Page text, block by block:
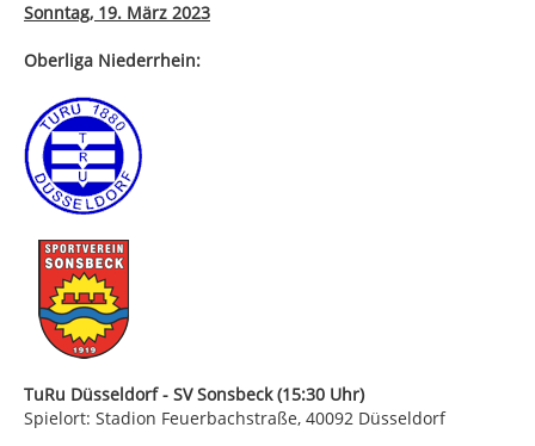
Sonntag, 19. März 2023
Oberliga Niederrhein:
TuRu Düsseldorf - SV Sonsbeck (15:30 Uhr)
Spielort: Stadion Feuerbachstraße, 40092 Düsseldorf